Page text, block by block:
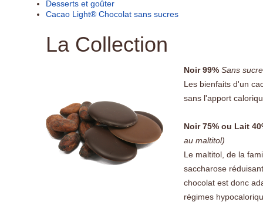
Desserts et goûter
Cacao Light® Chocolat sans sucres
La Collection
Noir 99% Sans
Les bienfaits d'un
sans l'apport
Noir 75% ou Lait
au maltitol)
Le maltitol, de la
saccharose
chocolat est donc
régimes